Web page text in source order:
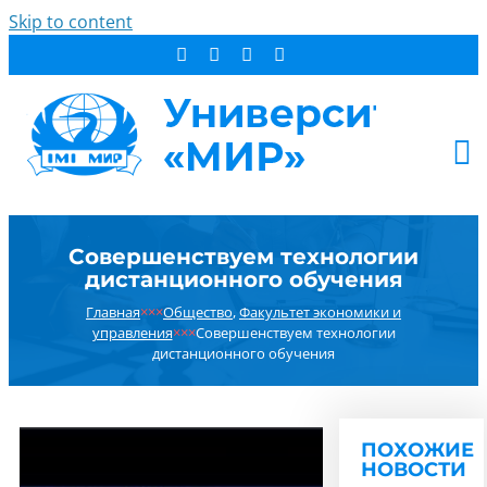
Skip to content
СТУДЕНТУ
ОБ УНИВЕРСИТЕТЕ
Совершенствуем технологии
дистанционного обучения
Главная×××Общество,Факультет экономики и
управления×××Совершенствуем технологии
дистанционного обучения
ПОХОЖИЕ
НОВОСТИ